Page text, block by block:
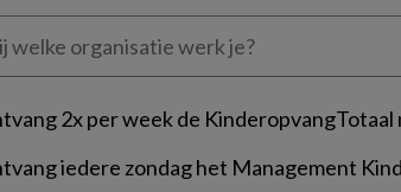
2x per week de
iedere zondag het Management